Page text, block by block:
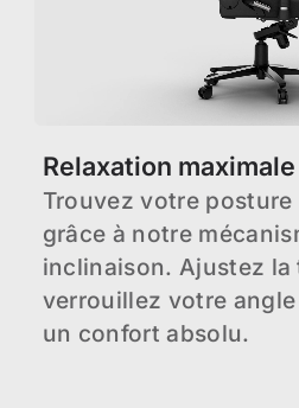
Relaxation maximale
Trouvez votre posture
grâce à notre
inclinaison. Ajustez la
verrouillez votre
un confort absolu.